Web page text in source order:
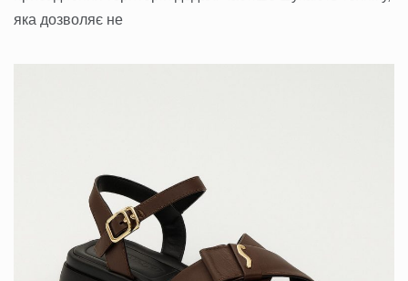
яка дозволяє не